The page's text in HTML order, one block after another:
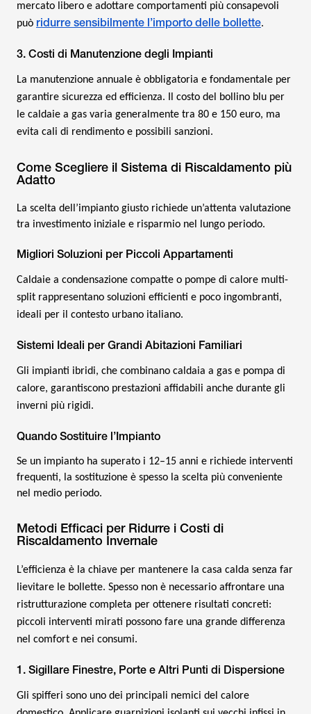
mercato libero e adottare comportamenti più consapevoli
può ridurre sensibilmente l’importo delle bollette.
3. Costi di Manutenzione degli Impianti
La manutenzione annuale è obbligatoria e fondamentale per
garantire sicurezza ed efficienza. Il costo del bollino blu per
le caldaie a gas varia generalmente tra 80 e 150 euro, ma
evita cali di rendimento e possibili sanzioni.
Come Scegliere il Sistema di Riscaldamento più
Adatto
La scelta dell’impianto giusto richiede un’attenta valutazione
tra investimento iniziale e risparmio nel lungo periodo.
Migliori Soluzioni per Piccoli Appartamenti
Caldaie a condensazione compatte o pompe di calore multi-
split rappresentano soluzioni efficienti e poco ingombranti,
ideali per il contesto urbano italiano.
Sistemi Ideali per Grandi Abitazioni Familiari
Gli impianti ibridi, che combinano caldaia a gas e pompa di
calore, garantiscono prestazioni affidabili anche durante gli
inverni più rigidi.
Quando Sostituire l’Impianto
Se un impianto ha superato i 12–15 anni e richiede interventi
frequenti, la sostituzione è spesso la scelta più conveniente
nel medio periodo.
Metodi Efficaci per Ridurre i Costi di
Riscaldamento Invernale
L’efficienza è la chiave per mantenere la casa calda senza far
lievitare le bollette. Spesso non è necessario affrontare una
ristrutturazione completa per ottenere risultati concreti:
piccoli interventi mirati possono fare una grande differenza
nel comfort e nei consumi.
1. Sigillare Finestre, Porte e Altri Punti di Dispersione
Gli spifferi sono uno dei principali nemici del calore